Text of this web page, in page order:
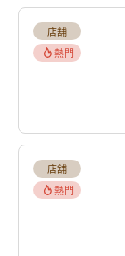
店舖
熱門
店舖
熱門